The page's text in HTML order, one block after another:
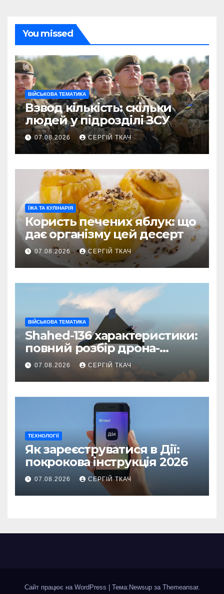
You missed
ВІЙСЬКОВА ТЕМАТИКА
Взвод кількість: скільки
людей у підрозділі ЗСУ
07.08.2026 СЕРГІЙ ТКАЧ
ЇЖА ТА КУЛІНАРІЯ
Користь печених яблук: що
дає організму цей десерт
07.08.2026 СЕРГІЙ ТКАЧ
ВІЙСЬКОВА ТЕМАТИКА
Shahed-136 характеристики:
повний розбір дрона-
камікадзе
07.08.2026 СЕРГІЙ ТКАЧ
ТЕХНОЛОГІЇ
Як зареєструватися в Дії:
покрокова інструкція 2026
07.08.2026 СЕРГІЙ ТКАЧ
Сайт працює на WordPress Тема:Newsup за Themeansar.